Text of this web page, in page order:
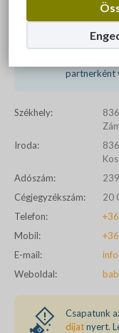
Díjnyertes,
partnerként
Székhely:
Iroda:
Adószám:
Cégjegyzékszám:
20
Telefon:
Mobil:
E-mail:
Weboldal:
Csapatunk
díjatnyert.